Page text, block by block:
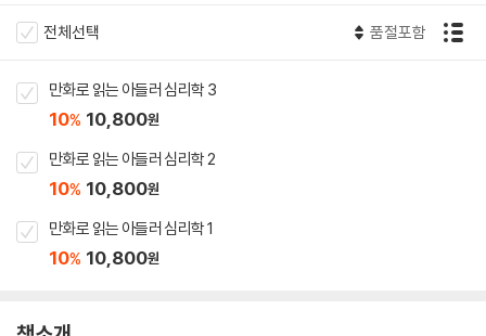
전체선택 품절포함
만화로 읽는 아들러 심리학 3
10% 10,800원
만화로 읽는 아들러 심리학 2
10% 10,800원
만화로 읽는 아들러 심리학 1
10% 10,800원